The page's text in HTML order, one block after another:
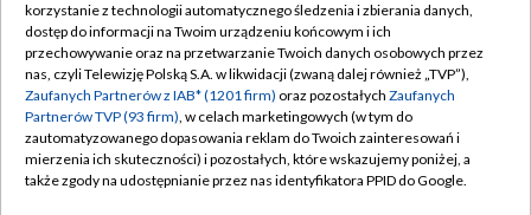
TVP
Abonament TVP
Emisja w TVP
Centrum informacji TVP
Naziemna Telewizja Cyfrowa
Regulamin TVP
Polityka prywatności
Moje zgody
Pomoc
korzystanie z technologii automatycznego śledzenia i zbierania danych,
dostęp do informacji na Twoim urządzeniu końcowym i ich
przechowywanie oraz na przetwarzanie Twoich danych osobowych przez
nas, czyli Telewizję Polską S.A. w likwidacji (zwaną dalej również „TVP”),
Zaufanych Partnerów z IAB* (1201 firm) oraz pozostałych Zaufanych
Partnerów TVP (93 firm), w celach marketingowych (w tym do
zautomatyzowanego dopasowania reklam do Twoich zainteresowań i
mierzenia ich skuteczności) i pozostałych, które wskazujemy poniżej, a
także zgody na udostępnianie przez nas identyfikatora PPID do Google.